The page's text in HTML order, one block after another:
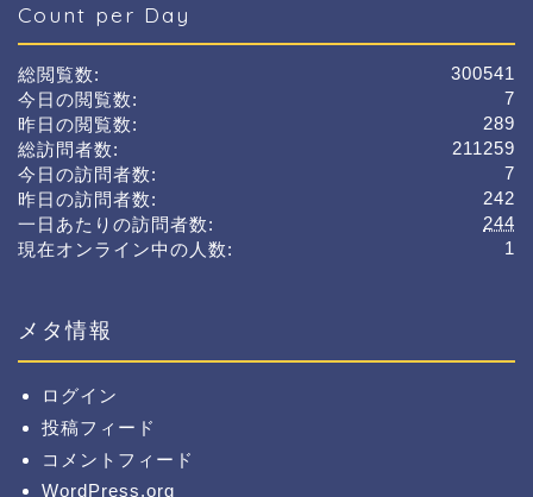
Count per Day
300541
総閲覧数:
7
今日の閲覧数:
289
昨日の閲覧数:
211259
総訪問者数:
7
今日の訪問者数:
242
昨日の訪問者数:
244
一日あたりの訪問者数:
1
現在オンライン中の人数:
メタ情報
ログイン
投稿フィード
コメントフィード
WordPress.org